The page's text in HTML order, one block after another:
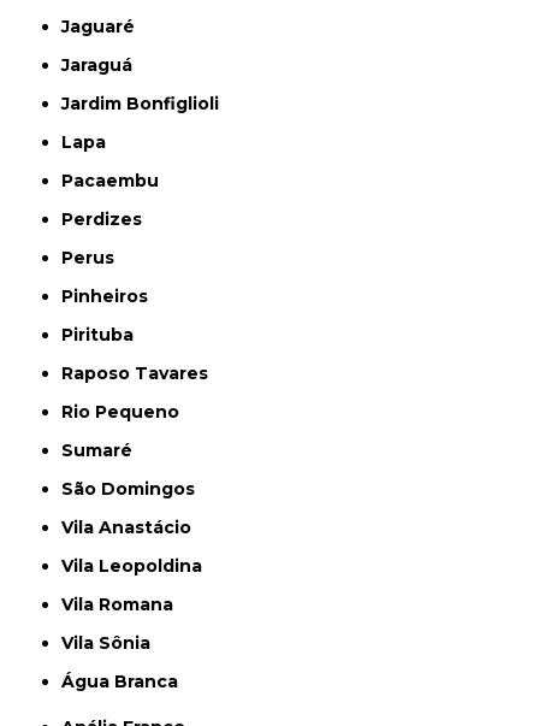
Jaguaré
Jaraguá
Jardim Bonfiglioli
Lapa
Pacaembu
Perdizes
Perus
Pinheiros
Pirituba
Raposo Tavares
Rio Pequeno
Sumaré
São Domingos
Vila Anastácio
Vila Leopoldina
Vila Romana
Vila Sônia
Água Branca